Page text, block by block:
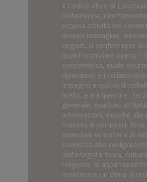
Il Codice etico di
dell’azienda,
propria attività nel
propria immagine,
negozi, si conformano ai
quali l’occhialaio opera;
concorrenza, quale
dipendenti e i
impegno e spirito di
livello, e tra questi e i
generale, qualsiasi
informazioni, nonché
materia di permessi,
aziendale in materia di
connesse allo
dell’integrità fisica,
religioso, di
mantenere un clima di